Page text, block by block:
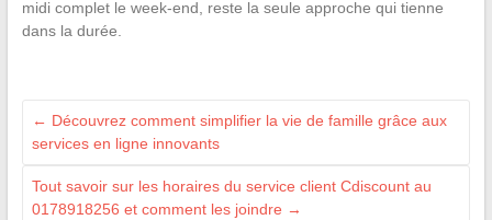
midi complet le week-end, reste la seule approche qui tienne
dans la durée.
← Découvrez comment simplifier la vie de famille grâce aux
services en ligne innovants
Tout savoir sur les horaires du service client Cdiscount au
0178918256 et comment les joindre →